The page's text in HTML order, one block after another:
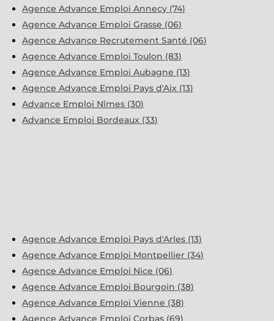
Agence Advance Emploi Annecy (74)
Agence Advance Emploi Grasse (06)
Agence Advance Recrutement Santé (06)
Agence Advance Emploi Toulon (83)
Agence Advance Emploi Aubagne (13)
Agence Advance Emploi Pays d'Aix (13)
Advance Emploi Nîmes (30)
Advance Emploi Bordeaux (33)
Agence Advance Emploi Pays d'Arles (13)
Agence Advance Emploi Montpellier (34)
Agence Advance Emploi Nice (06)
Agence Advance Emploi Bourgoin (38)
Agence Advance Emploi Vienne (38)
Agence Advance Emploi Corbas (69)